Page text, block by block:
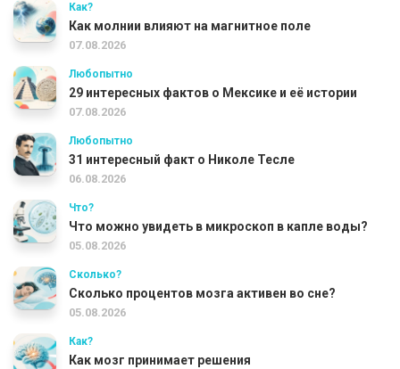
Как?
Как молнии влияют на магнитное поле
07.08.2026
Любопытно
29 интересных фактов о Мексике и её истории
07.08.2026
Любопытно
31 интересный факт о Николе Тесле
06.08.2026
Что?
Что можно увидеть в микроскоп в капле воды?
05.08.2026
Сколько?
Сколько процентов мозга активен во сне?
05.08.2026
Как?
Как мозг принимает решения